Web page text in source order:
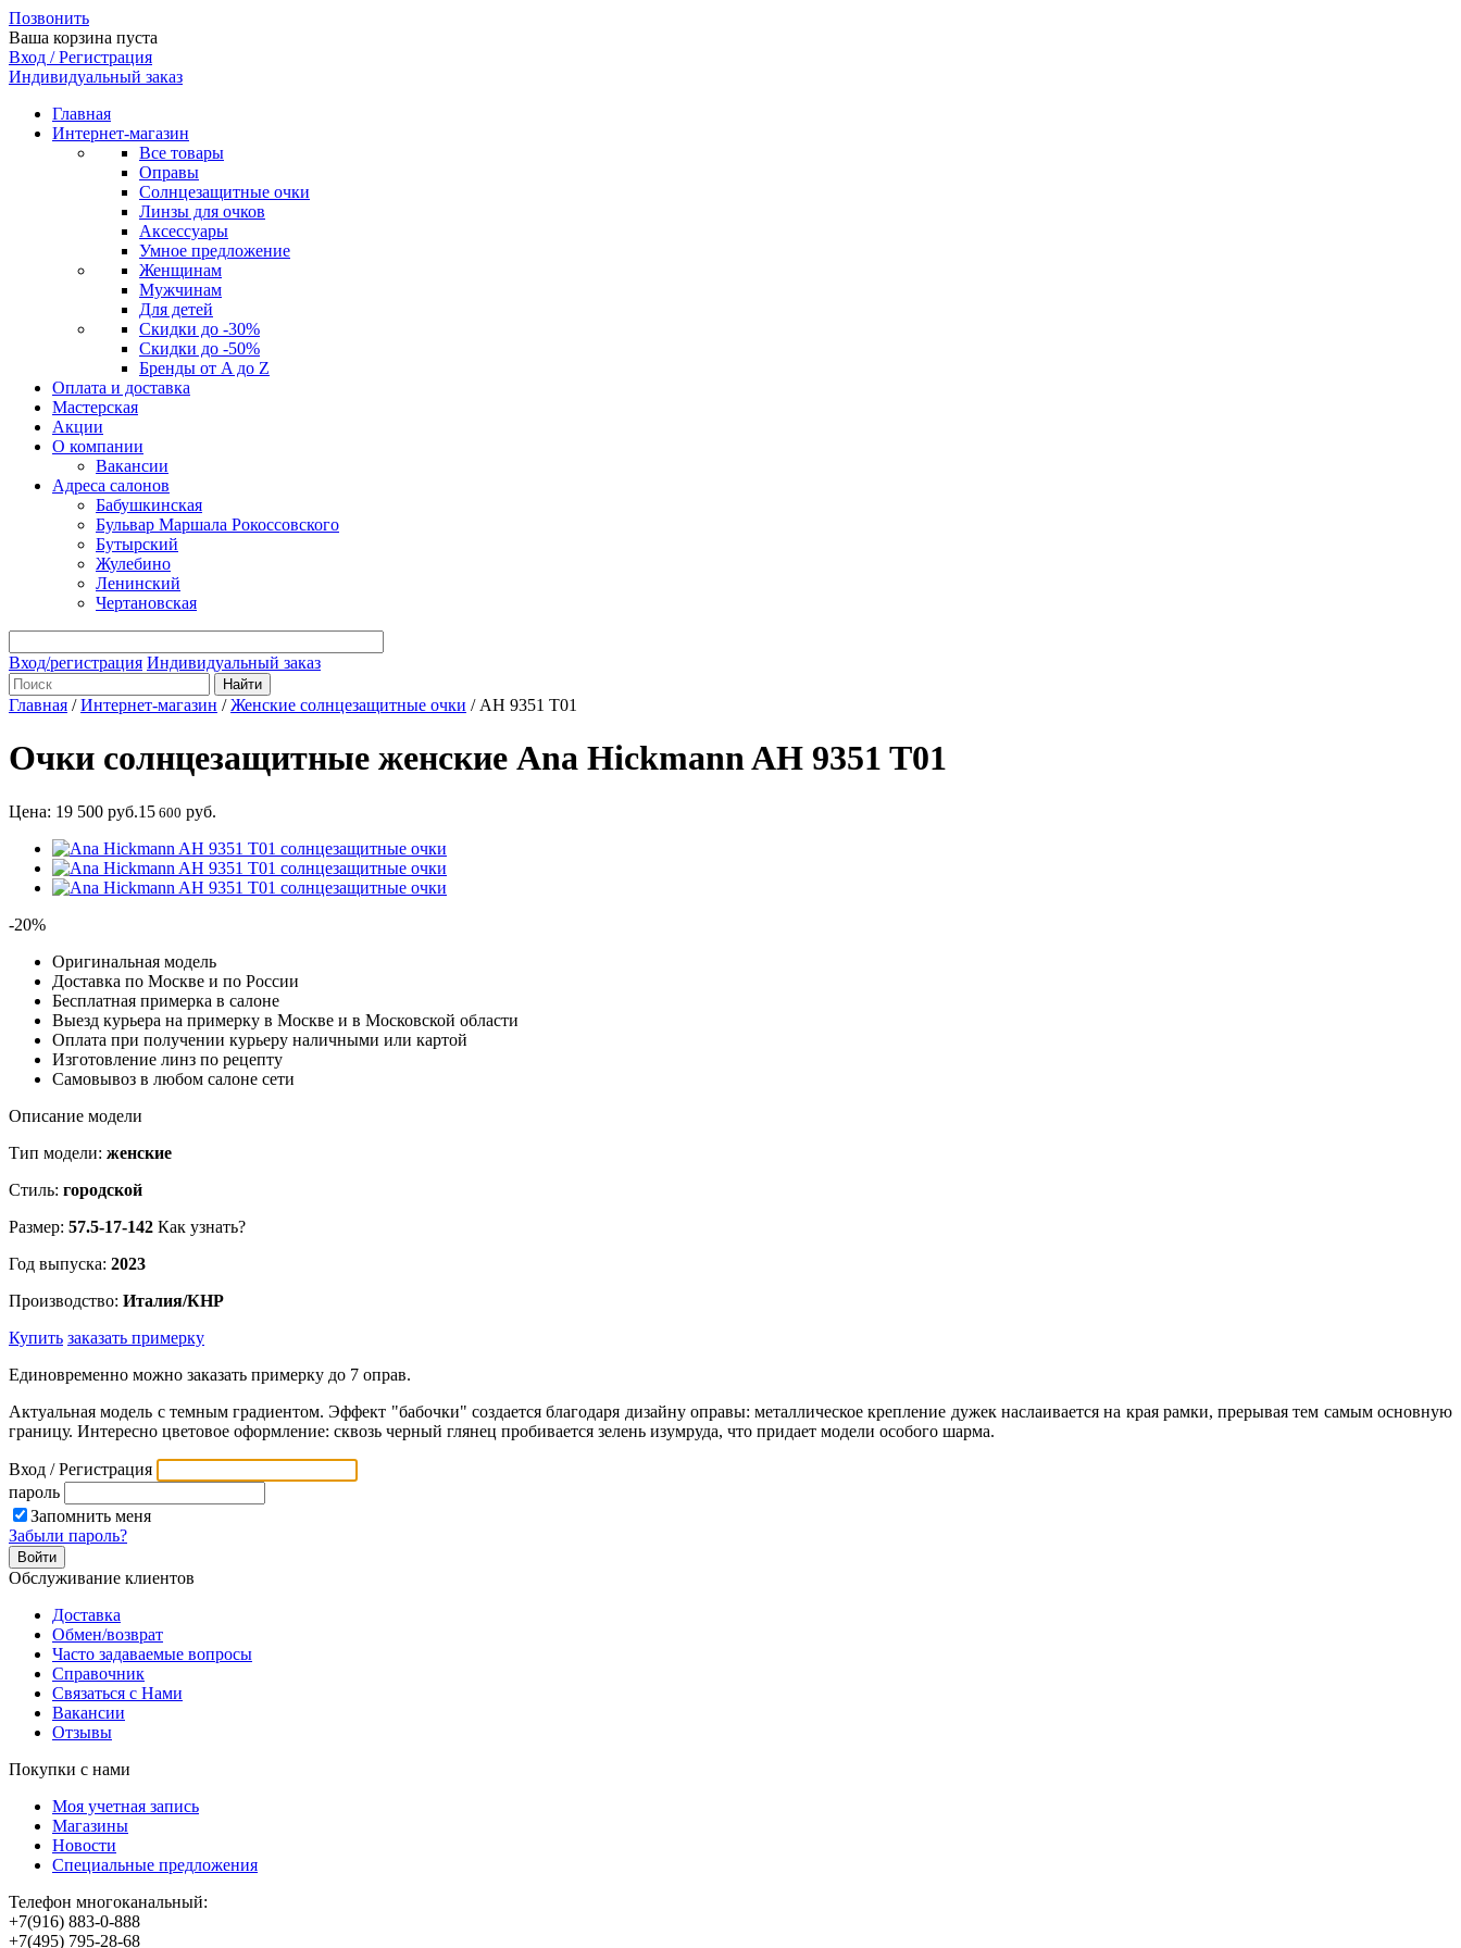
Позвонить
Ваша корзина пуста
Вход / Регистрация
Индивидуальный заказ
Главная
Интернет-магазин
Все товары
Оправы
Солнцезащитные очки
Линзы для очков
Аксессуары
Умное предложение
Женщинам
Мужчинам
Для детей
Скидки до -30%
Скидки до -50%
Бренды от A до Z
Оплата и доставка
Мастерская
Акции
О компании
Вакансии
Адреса салонов
Бабушкинская
Бульвар Маршала Рокоссовского
Бутырский
Жулебино
Ленинский
Чертановская
Вход/регистрация Индивидуальный заказ
Главная /Интернет-магазин /Женские солнцезащитные очки / AH 9351 T01
Очки солнцезащитные женские Ana Hickmann AH 9351 T01
Цена: 19 500 руб.15 600 руб.
-20%
Оригинальная модель
Доставка по Москве и по России
Бесплатная примерка в салоне
Выезд курьера на примерку в Москве и в Московской области
Оплата при получении курьеру наличными или картой
Изготовление линз по рецепту
Самовывоз в любом салоне сети
Описание модели
Тип модели: женские
Стиль: городской
Размер: 57.5-17-142 Как узнать?
Год выпуска: 2023
Производство: Италия/КНР
Купить заказать примерку
Единовременно можно заказать примерку до 7 оправ.
Актуальная модель с темным градиентом. Эффект "бабочки" создается благодаря дизайну оправы: металлическое крепление дужек наслаивается на края рамки, прерывая тем самым основную
границу. Интересно цветовое оформление: сквозь черный глянец пробивается зелень изумруда, что придает модели особого шарма.
Вход / Регистрация
пароль
Запомнить меня
Забыли пароль?
Обслуживание клиентов
Доставка
Обмен/возврат
Часто задаваемые вопросы
Справочник
Связаться с Нами
Вакансии
Отзывы
Покупки с нами
Моя учетная запись
Магазины
Новости
Специальные предложения
Телефон многоканальный:
+7(916) 883-0-888
+7(495) 795-28-68